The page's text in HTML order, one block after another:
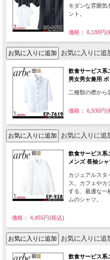
モダンな雰囲気
ント。
価格： 6,188円(
お気に入りに追
飲食サービス系
男女男女兼用
二種類の襟から
価格： 6,930円(
お気に入りに追
飲食サービス系
メンズ 長袖シ
カジュアルスタ
ス。カフェやカ
する、最適な一
ムのシャツ。
価格： 4,455円(税込)
お気に入りに追
飲食サービス系